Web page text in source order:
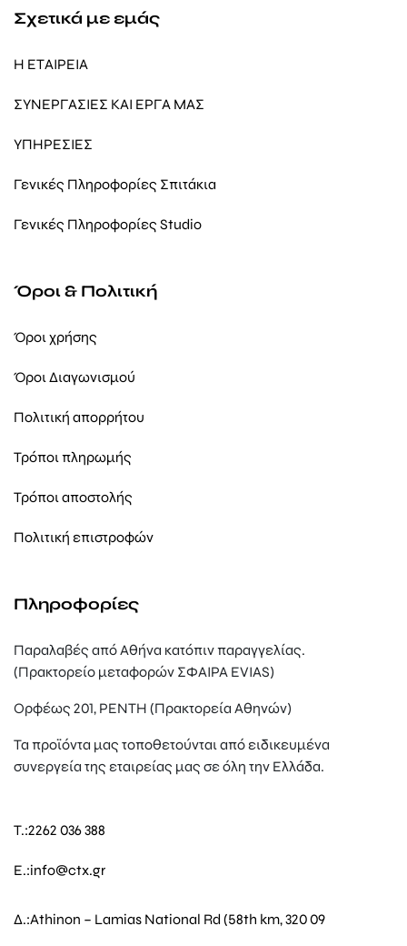
Σχετικά με εμάς
Η ΕΤΑΙΡΕΙΑ
ΣΥΝΕΡΓΑΣΙΕΣ ΚΑΙ ΕΡΓΑ ΜΑΣ
ΥΠΗΡΕΣΙΕΣ
Γενικές Πληροφορίες Σπιτάκια
Γενικές Πληροφορίες Studio
Όροι & Πολιτική
Όροι χρήσης
Όροι Διαγωνισμού
Πολιτική απορρήτου
Τρόποι πληρωμής
Τρόποι αποστολής
Πολιτική επιστροφών
Πληροφορίες
Παραλαβές από Αθήνα κατόπιν παραγγελίας.
(Πρακτορείο μεταφορών ΣΦΑΙΡΑ EVIAS)
Ορφέως 201, ΡΕΝΤΗ (Πρακτορεία Αθηνών)
Τα προϊόντα μας τοποθετούνται από ειδικευμένα
συνεργεία της εταιρείας μας σε όλη την Ελλάδα.
T.:2262 036 388
E.:info@ctx.gr
Δ.:Athinon – Lamias National Rd (58th km, 320 09